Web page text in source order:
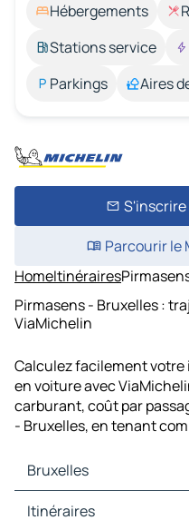
Hébergements
Stations service
Parkings
Aires
Parcourir le
HomeItinéraires
Pirmasens - Bruxelles :
ViaMichelin
Calculez facilement
en voiture avec
carburant, coût par
- Bruxelles, en tenant
Bruxelles
Bruxelles Cartes et plans
Itinéraires